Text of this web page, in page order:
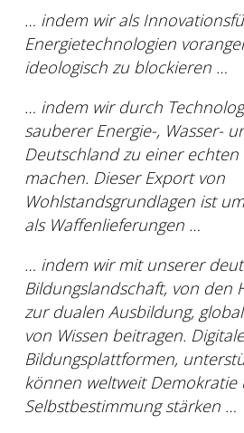
… indem wir als
Energietechnologien
ideologisch zu blockieren …
… indem wir durch
sauberer Energie-, Wasser-
Deutschland zu einer
machen. Dieser Export von
Wohlstandsgrundlagen ist
als Waffenlieferungen …
… indem wir mit unserer
Bildungslandschaft, von den
zur dualen Ausbildung,
von Wissen beitragen. Digitale
Bildungsplattformen,
können weltweit Demokratie
Selbstbestimmung stärken …